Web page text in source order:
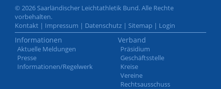
© 2026 Saarländischer Leichtathletik Bund. Alle Rechte
vorbehalten.
Kontakt | Impressum | Datenschutz | Sitemap | Login
Informationen
Aktuelle Meldungen
Presse
Informationen/Regelwerk
Verband
Präsidium
Geschäftsstelle
Kreise
Vereine
Rechtsausschuss